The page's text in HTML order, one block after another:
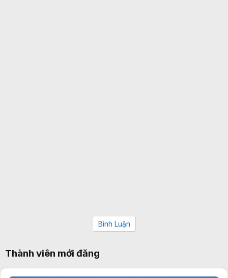
Bình Luận
Thành viên mới đăng